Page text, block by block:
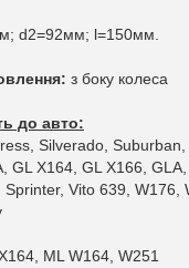
d2=92мм; l=150мм.
з боку колеса
до авто:
Silverado, Suburban,
GL X164, GL X166, GLA,
Vito 639, W176,
ML W164, W251